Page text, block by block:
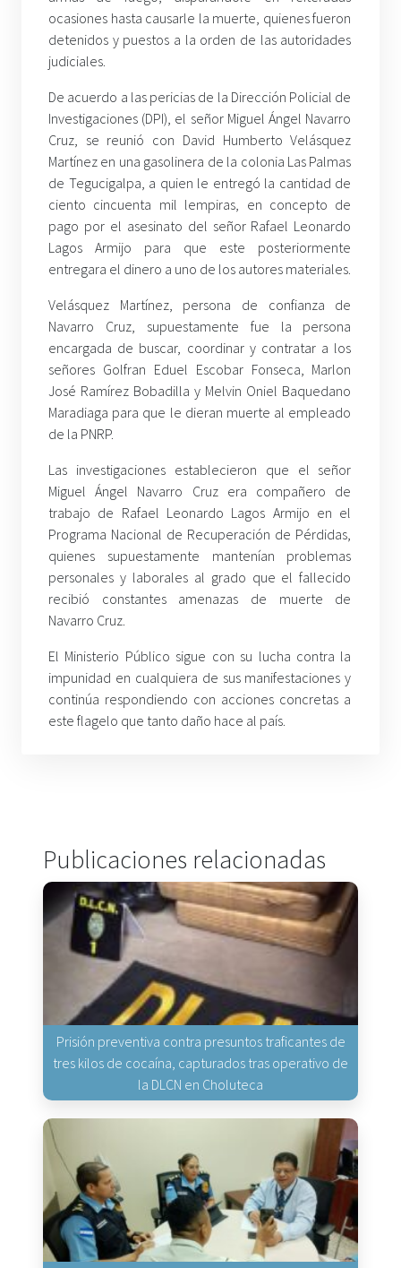
ocasiones hasta causarle la muerte, quienes fueron
detenidos y puestos a la orden de las autoridades
judiciales.
De acuerdo a las pericias de la Dirección Policial de
Investigaciones (DPI), el señor Miguel Ángel Navarro
Cruz, se reunió con David Humberto Velásquez
Martínez en una gasolinera de la colonia Las Palmas
de Tegucigalpa, a quien le entregó la cantidad de
ciento cincuenta mil lempiras, en concepto de
pago por el asesinato del señor Rafael Leonardo
Lagos Armijo para que este posteriormente
entregara el dinero a uno de los autores materiales.
Velásquez Martínez, persona de confianza de
Navarro Cruz, supuestamente fue la persona
encargada de buscar, coordinar y contratar a los
señores Golfran Eduel Escobar Fonseca, Marlon
José Ramírez Bobadilla y Melvin Oniel Baquedano
Maradiaga para que le dieran muerte al empleado
de la PNRP.
Las investigaciones establecieron que el señor
Miguel Ángel Navarro Cruz era compañero de
trabajo de Rafael Leonardo Lagos Armijo en el
Programa Nacional de Recuperación de Pérdidas,
quienes supuestamente mantenían problemas
personales y laborales al grado que el fallecido
recibió constantes amenazas de muerte de
Navarro Cruz.
El Ministerio Público sigue con su lucha contra la
impunidad en cualquiera de sus manifestaciones y
continúa respondiendo con acciones concretas a
este flagelo que tanto daño hace al país.
Publicaciones relacionadas
Prisión preventiva contra presuntos traficantes de
tres kilos de cocaína, capturados tras operativo de
la DLCN en Choluteca